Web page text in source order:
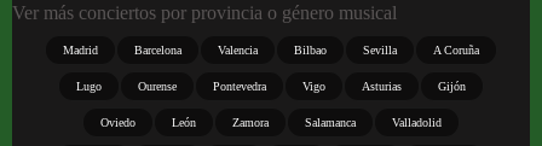
Ver más conciertos por provincia o género musical
Madrid Barcelona Valencia Bilbao Sevilla A Coruña
Lugo Ourense Pontevedra Vigo Asturias Gijón
Oviedo León Zamora Salamanca Valladolid